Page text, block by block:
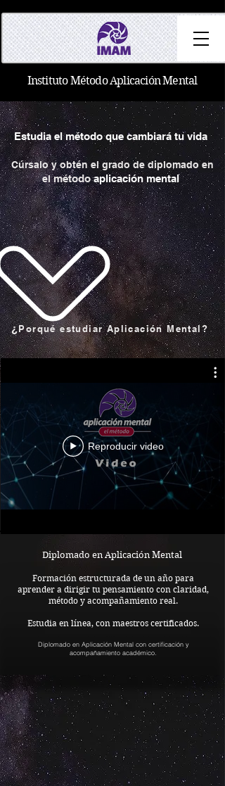
Instituto Método Aplicación Mental
Estudia el método que cambiará tu vida
Cúrsalo y obtén el grado de diplomado en
elmétodoaplicación mental
¿Porqué estudiar Aplicación Mental?
Diplomado en Aplicación Mental
Formación estructurada de un año para
aprender a dirigir tu pensamiento con claridad,
método y acompañamiento real.
Estudia en línea, con maestros certificados.
Diplomado en Aplicación Mental con certificación y
acompañamiento académico.
Reproducir video